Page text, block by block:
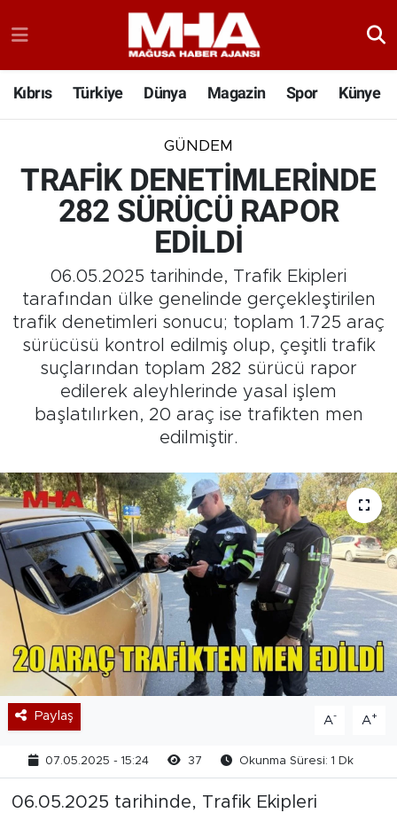
Kıbrıs Türkiye Dünya Magazin Spor Künye
GÜNDEM
TRAFİK DENETİMLERİNDE
282 SÜRÜCÜ RAPOR
EDİLDİ
06.05.2025 tarihinde, Trafik Ekipleri
tarafından ülke genelinde gerçekleştirilen
trafik denetimleri sonucu; toplam 1.725 araç
sürücüsü kontrol edilmiş olup, çeşitli trafik
suçlarından toplam 282 sürücü rapor
edilerek aleyhlerinde yasal işlem
başlatılırken, 20 araç ise trafikten men
edilmiştir.
Paylaş A- A+
07.05.2025 - 15:24 37 Okunma Süresi: 1 Dk
06.05.2025 tarihinde, Trafik Ekipleri